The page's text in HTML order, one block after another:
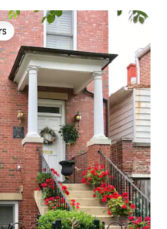
plus appréciés